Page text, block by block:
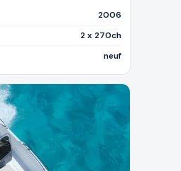
2006
2 x 270ch
neuf